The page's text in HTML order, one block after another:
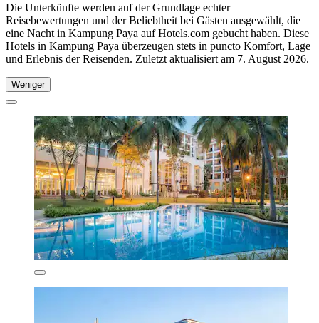
Die Unterkünfte werden auf der Grundlage echter
Reisebewertungen und der Beliebtheit bei Gästen ausgewählt, die
eine Nacht in Kampung Paya auf Hotels.com gebucht haben. Diese
Hotels in Kampung Paya überzeugen stets in puncto Komfort, Lage
und Erlebnis der Reisenden. Zuletzt aktualisiert am 7. August 2026.
Weniger